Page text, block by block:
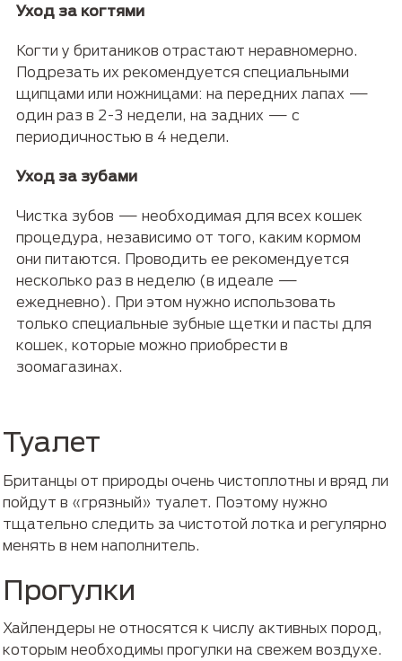
Уход за когтями
Когти у британиков отрастают неравномерно.
Подрезать их рекомендуется специальными
щипцами или ножницами: на передних лапах —
один раз в 2-3 недели, на задних — с
периодичностью в 4 недели.
Уход за зубами
Чистка зубов — необходимая для всех кошек
процедура, независимо от того, каким кормом
они питаются. Проводить ее рекомендуется
несколько раз в неделю (в идеале —
ежедневно). При этом нужно использовать
только специальные зубные щетки и пасты для
кошек, которые можно приобрести в
зоомагазинах.
Туалет
Британцы от природы очень чистоплотны и вряд ли
пойдут в «грязный» туалет. Поэтому нужно
тщательно следить за чистотой лотка и регулярно
менять в нем наполнитель.
Прогулки
Хайлендеры не относятся к числу активных пород,
которым необходимы прогулки на свежем воздухе.